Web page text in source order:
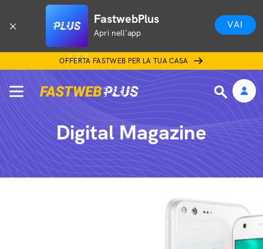
FastwebPlus
Apri nell'app
VAI
OFFERTA FASTWEB PER LA TUA CASA
Digital Magazine